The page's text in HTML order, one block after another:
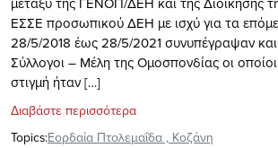
ΕΣΣΕ προσωπικού ΔΕΗ με ισχύ για τα
28/5/2018 έως 28/5/2021 συνυπέγραψαν
Σύλλογοι – Μέλη της Ομοσπονδίας οι
στιγμή ήταν […]
Διαβάστε περισσότερα
Topics:Εορδαία Πτολεμαΐδα , Κοζάνη